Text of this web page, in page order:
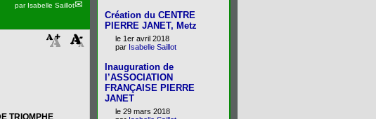
par Isabelle Saillot
TRIOMPHE
Création du CENTRE
PIERRE JANET, Metz
le 1er avril 2018
par Isabelle Saillot
Inauguration de
l’ASSOCIATION
FRANÇAISE PIERRE
JANET
le 29 mars 2018